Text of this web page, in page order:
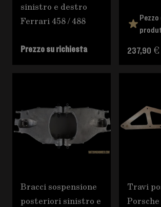
sinistro e destro
Ferrari 458 / 488
Prezzo su richiesta 237,90 €
Bracci sospensione
posteriori sinistro e
Travi
Porsche